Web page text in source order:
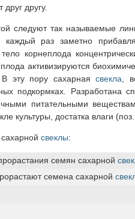
другу.
следуют так называемые
каждый раз заметно
корнеплода
активизируются
В эту пору сахарнаясвекла ,
подкормках. Разработана
питательными
культуры, достатка влаги
свеклы:
семян сахарной
семена сахарной